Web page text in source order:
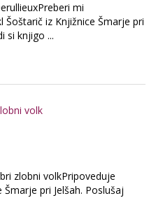
mi
iz Knjižnice Šmarje pri
si knjigo ...
zlobni volkPripoveduje
pri Jelšah. Poslušaj